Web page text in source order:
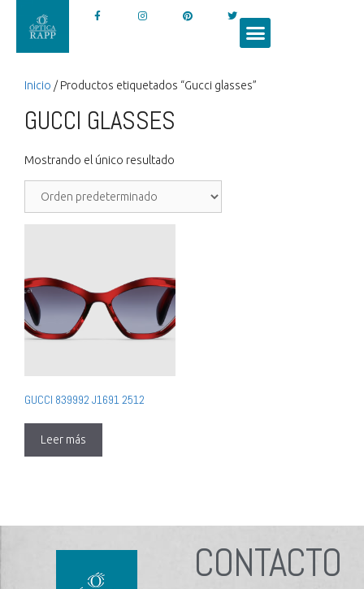
Inicio / Productos etiquetados “Gucci glasses”
GUCCI GLASSES
Mostrando el único resultado
GUCCI ‎839992 J1691 2512
Leer más
CONTACTO